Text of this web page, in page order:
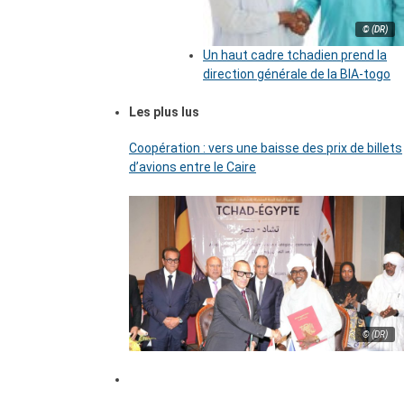
© (DR)
Un haut cadre tchadien prend la
direction générale de la BIA-togo
Les plus lus
Coopération : vers une baisse des prix de billets
d’avions entre le Caire
© (DR)